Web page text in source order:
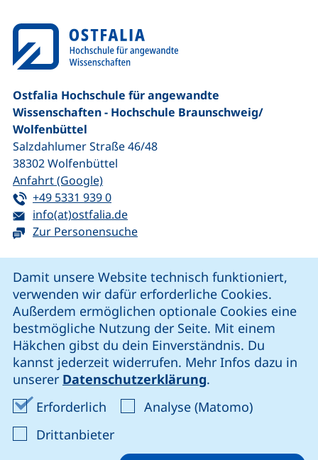
Damit unsere Website technisch funktioniert,
verwenden wir dafür erforderliche Cookies.
Außerdem ermöglichen optionale Cookies eine
bestmögliche Nutzung der Seite. Mit einem
Häkchen gibst du dein Einverständnis. Du
kannst jederzeit widerrufen. Mehr Infos dazu in
unserer Datenschutzerklärung.
Erforderlich Erforderliche Cookies akzeptieren
Analyse (Matomo)Analyse-
Drittanbieter: Cookies von Drittanbieter
Ostfalia Hochschule für angewandte
Wissenschaften - Hochschule Braunschweig/​
Wolfenbüttel
Salzdahlumer Straße 46/48
38302Wolfenbüttel
Anfahrt (Google)(externer Link, öffnet neues Fenster)
Tel:
+49 5331 939 0(startet einen Telefonanruf, wenn Ihr
E-Mail:
info(at)ostfalia.de(öffnet Ihr E-Mail-Programm)
Zur Personensuche
unsere Facebook-Seite (externer Link, öffnet neues
unsere LinkedIn-Seite (externer Link, öffnet
unsere Instagram-Seite (externer Link,
unsere YouTube-Seite (externer
Cookie-Einstellungen
Impressum
Datenschutz
Erklärung zur Barrierefreiheit